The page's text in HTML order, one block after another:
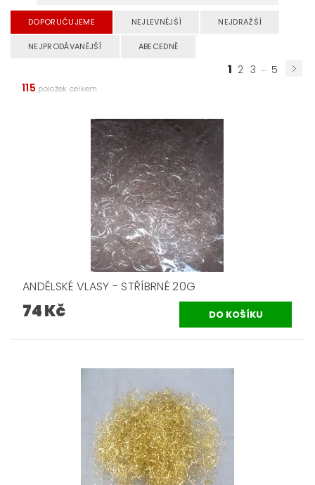
DOPORUČUJEME NEJLEVNĚJŠÍ NEJDRAŽŠÍ
NEJPRODÁVANĚJŠÍ ABECEDNĚ
1 2 3 ... 5
115 položek celkem
ANDĚLSKÉ VLASY - STŘÍBRNÉ 20G
74 Kč